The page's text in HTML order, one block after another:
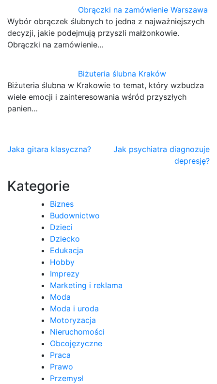
Obrączki na zamówienie Warszawa
Wybór obrączek ślubnych to jedna z najważniejszych
decyzji, jakie podejmują przyszli małżonkowie.
Obrączki na zamówienie…
Biżuteria ślubna Kraków
Biżuteria ślubna w Krakowie to temat, który wzbudza
wiele emocji i zainteresowania wśród przyszłych
panien…
Nawigacja
Jaka gitara klasyczna?
Jak psychiatra diagnozuje
depresję?
Kategorie
Biznes
Budownictwo
Dzieci
Dziecko
Edukacja
Hobby
Imprezy
Marketing i reklama
Moda
Moda i uroda
Motoryzacja
Nieruchomości
Obcojęzyczne
Praca
Prawo
Przemysł